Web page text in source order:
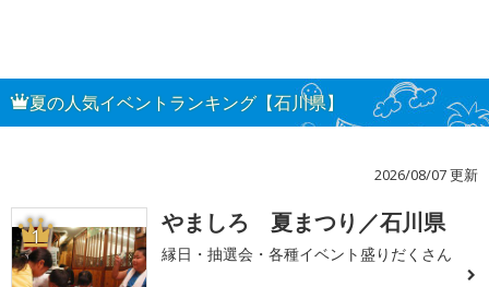
夏の人気イベントランキング【石川県】
2026/08/07 更新
1 やましろ 夏まつり／石川県
縁日・抽選会・各種イベント盛りだくさん